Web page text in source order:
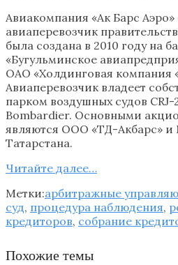
Авиакомпания «Ак Барс
авиаперевозчик
была создана в 2010 году на
«Бугульминское
ОАО «Холдинговая компания
Авиаперевозчик владеет
парком воздушных судов
Bombardier. Основными
являются ООО «ТД-Акбарс»
Татарстана.
Читайте далее…
Метки:арбитражные
суд, процедура наблюдения,
кредиторов, собрание
Похожие темы